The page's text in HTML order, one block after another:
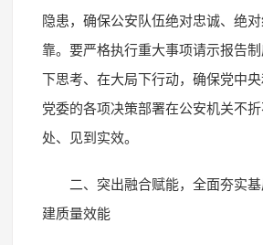
隐患，确保公安队伍绝对忠诚、绝
靠。要严格执行重大事项请示报告
下思考、在大局下行动，确保党中
党委的各项决策部署在公安机关不
处、见到实效。
二、突出融合赋能，全面夯实
建质量效能